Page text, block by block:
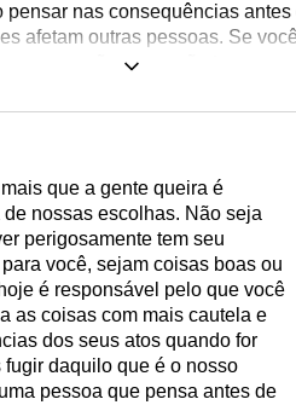
nas consequências
afetam outras pessoas. Se
suas ações para não ter que
que a gente queira é
nossas escolhas. Não seja
perigosamente tem seu
você, sejam coisas boas ou
é responsável pelo que você
as coisas com mais cautela e
dos seus atos quando for
daquilo que é o nosso
pessoa que pensa antes de